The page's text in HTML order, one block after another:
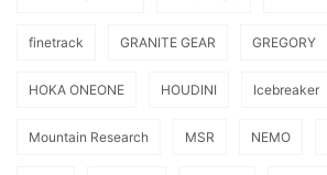
finetrack GRANITE GEAR GREGORY
HOKA ONEONE HOUDINI Icebreaker
Mountain Research MSR NEMO